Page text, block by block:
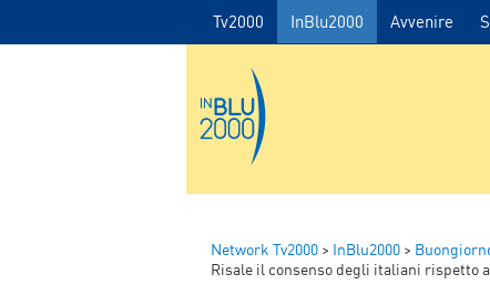
Tv2000 InBlu2000 Avvenire
Network Tv2000 > InBlu2000 >
Risale il consenso degli italiani rispetto